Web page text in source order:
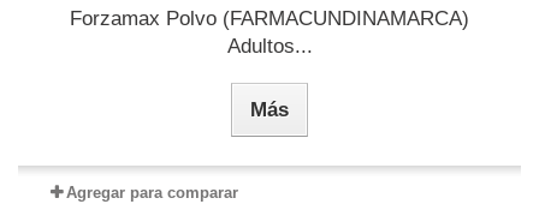
Forzamax Polvo (FARMACUNDINAMARCA)
Adultos...
Más
Agregar para comparar